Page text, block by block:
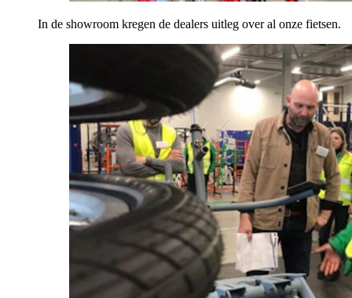
In de showroom kregen de dealers uitleg over al onze fietsen.